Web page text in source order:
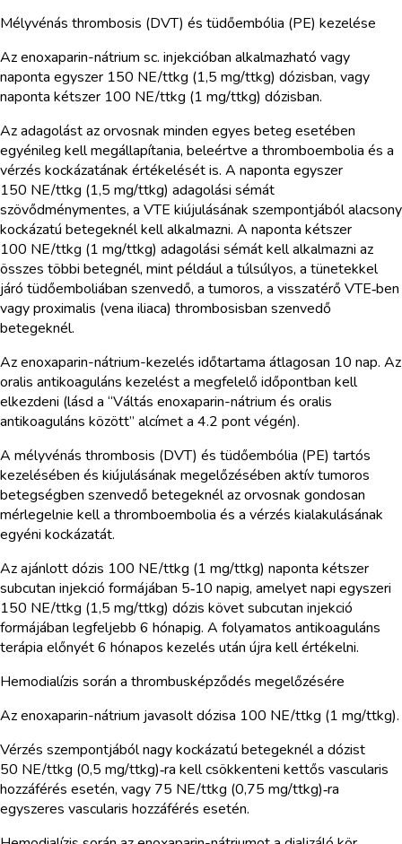
Mélyvénás thrombosis (DVT) és tüdőembólia (PE) kezelése
Az enoxaparin-nátrium sc. injekcióban alkalmazható vagy
naponta egyszer 150 NE/ttkg (1,5 mg/ttkg) dózisban, vagy
naponta kétszer 100 NE/ttkg (1 mg/ttkg) dózisban.
Az adagolást az orvosnak minden egyes beteg esetében
egyénileg kell megállapítania, beleértve a thromboembolia és a
vérzés kockázatának értékelését is. A naponta egyszer
150 NE/ttkg (1,5 mg/ttkg) adagolási sémát
szövődménymentes, a VTE kiújulásának szempontjából alacsony
kockázatú betegeknél kell alkalmazni. A naponta kétszer
100 NE/ttkg (1 mg/ttkg) adagolási sémát kell alkalmazni az
összes többi betegnél, mint például a túlsúlyos, a tünetekkel
járó tüdőemboliában szenvedő, a tumoros, a visszatérő VTE‑ben
vagy proximalis (vena iliaca) thrombosisban szenvedő
betegeknél.
Az enoxaparin-nátrium-kezelés időtartama átlagosan 10 nap. Az
oralis antikoaguláns kezelést a megfelelő időpontban kell
elkezdeni (lásd a “Váltás enoxaparin-nátrium és oralis
antikoaguláns között” alcímet a 4.2 pont végén).
A mélyvénás thrombosis (DVT) és tüdőembólia (PE) tartós
kezelésében és kiújulásának megelőzésében aktív tumoros
betegségben szenvedő betegeknél az orvosnak gondosan
mérlegelnie kell a thromboembolia és a vérzés kialakulásának
egyéni kockázatát.
Az ajánlott dózis 100 NE/ttkg (1 mg/ttkg) naponta kétszer
subcutan injekció formájában 5‑10 napig, amelyet napi egyszeri
150 NE/ttkg (1,5 mg/ttkg) dózis követ subcutan injekció
formájában legfeljebb 6 hónapig. A folyamatos antikoaguláns
terápia előnyét 6 hónapos kezelés után újra kell értékelni.
Hemodialízis során a thrombusképződés megelőzésére
Az enoxaparin-nátrium javasolt dózisa 100 NE/ttkg (1 mg/ttkg).
Vérzés szempontjából nagy kockázatú betegeknél a dózist
50 NE/ttkg (0,5 mg/ttkg)‑ra kell csökkenteni kettős vascularis
hozzáférés esetén, vagy 75 NE/ttkg (0,75 mg/ttkg)‑ra
egyszeres vascularis hozzáférés esetén.